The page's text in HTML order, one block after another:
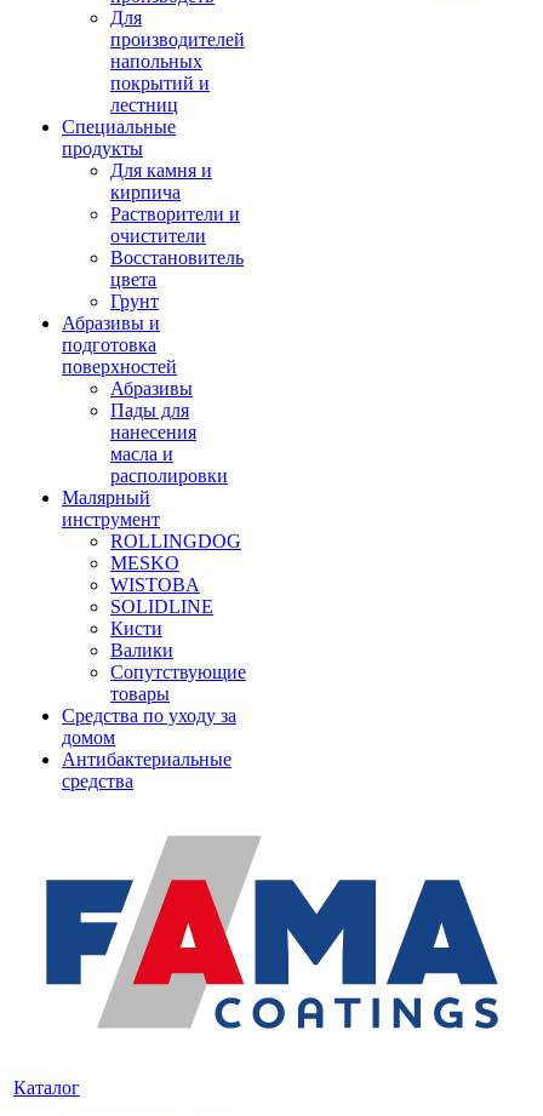
Для
производителей
напольных
покрытий и
лестниц
Специальные
продукты
Для камня и
кирпича
Растворители и
очистители
Восстановитель
цвета
Грунт
Абразивы и
подготовка
поверхностей
Абразивы
Пады для
нанесения
масла и
располировки
Малярный
инструмент
ROLLINGDOG
MESKO
WISTOBA
SOLIDLINE
Кисти
Валики
Сопутствующие
товары
Средства по уходу за
домом
Антибактериальные
средства
Каталог